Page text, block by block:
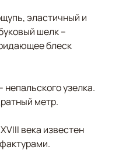
эластичный и
шелк –
блеск
узелка.
метр.
века известен